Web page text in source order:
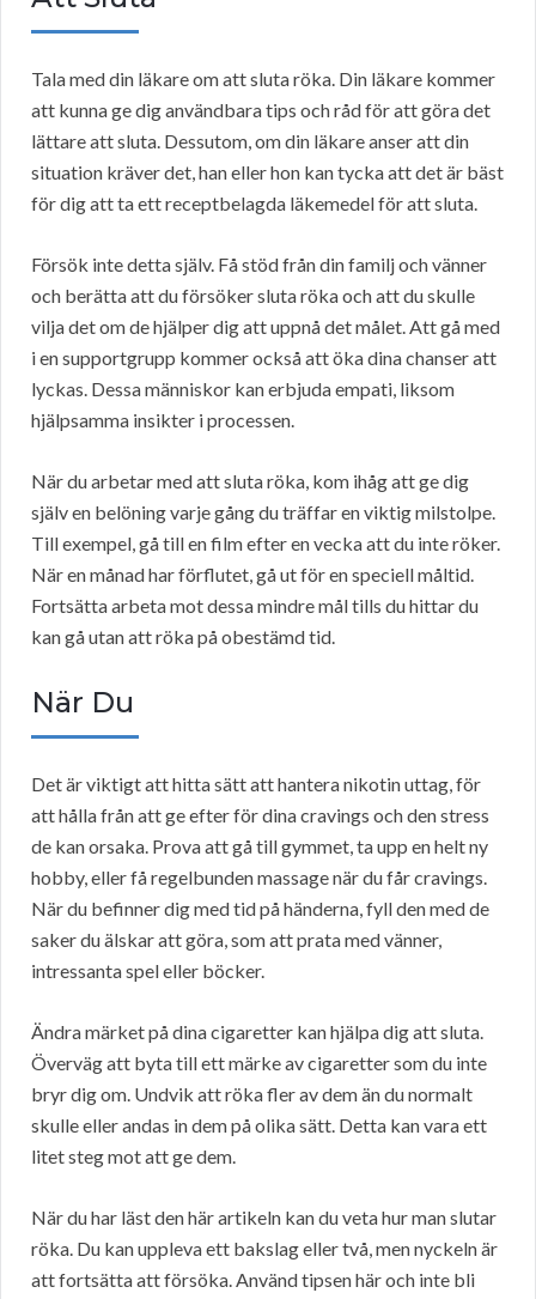
Tala med din läkare om att sluta röka. Din läkare kommer
att kunna ge dig användbara tips och råd för att göra det
lättare att sluta. Dessutom, om din läkare anser att din
situation kräver det, han eller hon kan tycka att det är bäst
för dig att ta ett receptbelagda läkemedel för att sluta.
Försök inte detta själv. Få stöd från din familj och vänner
och berätta att du försöker sluta röka och att du skulle
vilja det om de hjälper dig att uppnå det målet. Att gå med
i en supportgrupp kommer också att öka dina chanser att
lyckas. Dessa människor kan erbjuda empati, liksom
hjälpsamma insikter i processen.
När du arbetar med att sluta röka, kom ihåg att ge dig
själv en belöning varje gång du träffar en viktig milstolpe.
Till exempel, gå till en film efter en vecka att du inte röker.
När en månad har förflutet, gå ut för en speciell måltid.
Fortsätta arbeta mot dessa mindre mål tills du hittar du
kan gå utan att röka på obestämd tid.
När Du
Det är viktigt att hitta sätt att hantera nikotin uttag, för
att hålla från att ge efter för dina cravings och den stress
de kan orsaka. Prova att gå till gymmet, ta upp en helt ny
hobby, eller få regelbunden massage när du får cravings.
När du befinner dig med tid på händerna, fyll den med de
saker du älskar att göra, som att prata med vänner,
intressanta spel eller böcker.
Ändra märket på dina cigaretter kan hjälpa dig att sluta.
Överväg att byta till ett märke av cigaretter som du inte
bryr dig om. Undvik att röka fler av dem än du normalt
skulle eller andas in dem på olika sätt. Detta kan vara ett
litet steg mot att ge dem.
När du har läst den här artikeln kan du veta hur man slutar
röka. Du kan uppleva ett bakslag eller två, men nyckeln är
att fortsätta att försöka. Använd tipsen här och inte bli